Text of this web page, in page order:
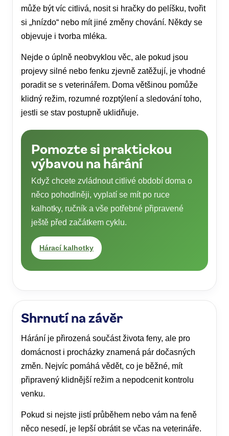
může být víc citlivá, nosit si hračky do pelíšku, tvořit
si „hnízdo“ nebo mít jiné změny chování. Někdy se
objevuje i tvorba mléka.
Nejde o úplně neobvyklou věc, ale pokud jsou
projevy silné nebo fenku zjevně zatěžují, je vhodné
poradit se s veterinářem. Doma většinou pomůže
klidný režim, rozumné rozptýlení a sledování toho,
jestli se stav postupně uklidňuje.
Pomozte si praktickou
výbavou na hárání
Když chcete zvládnout citlivé období doma o
něco pohodlněji, vyplatí se mít po ruce
kalhotky, ručník a vše potřebné připravené
ještě před začátkem cyklu.
Hárací kalhotky
Shrnutí na závěr
Hárání je přirozená součást života feny, ale pro
domácnost i procházky znamená pár dočasných
změn. Nejvíc pomáhá vědět, co je běžné, mít
připravený klidnější režim a nepodcenit kontrolu
venku.
Pokud si nejste jistí průběhem nebo vám na feně
něco nesedí, je lepší obrátit se včas na veterináře.